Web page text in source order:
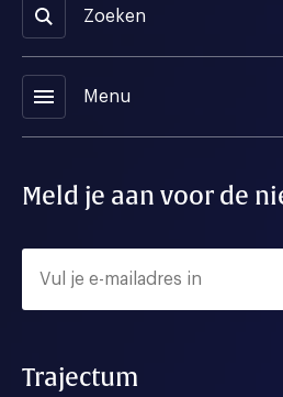
Zoeken
menu Menu
Meld je aan voor de
Trajectum